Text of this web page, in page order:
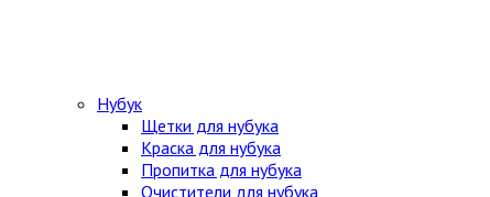
Нубук
Щетки для нубука
Краска для нубука
Пропитка для нубука
Очистители для нубука